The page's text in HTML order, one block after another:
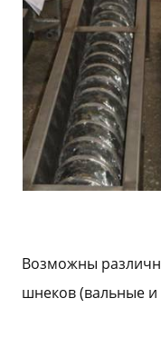
Возможны
шнеков (вальные и